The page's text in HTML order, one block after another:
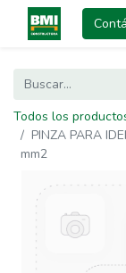
Todos los
PINZA PARA
mm2